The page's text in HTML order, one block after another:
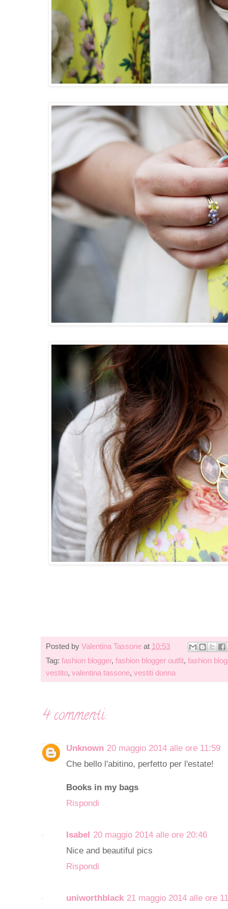
Posted by Valentina Tassone at 10:53
Tag: fashion blogger, fashion blogger outfit, fashion
vestito, valentina tassone, vestiti donna
4 commenti:
Unknown 20 maggio 2014 alle ore 11:59
Che bello l'abitino, perfetto per l'estate!
Books in my bags
Rispondi
Isabel 20 maggio 2014 alle ore 20:46
Nice and beautiful pics
Rispondi
uniworthblack 21 maggio 2014 alle ore